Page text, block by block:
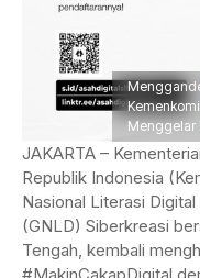
Menggelar
JAKARTA –
Republik Indonesia
Nasional Literasi Digital
(GNLD) Siberkreasi
Tengah, kembali